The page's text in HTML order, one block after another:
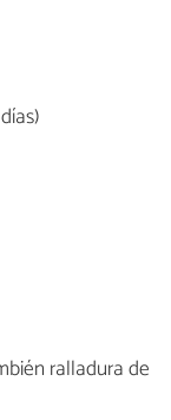
ralladura de